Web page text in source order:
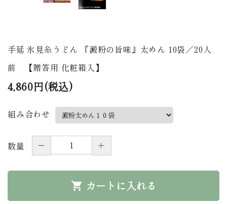
プライバシーポリシー
お問い合わせ
ページ一覧
手延 氷見糸うどん 『澱粉の旨味』太めん 10袋／20人
前 【贈答用 化粧箱入】
4,860円(税込)
組み合わせ
数量 － ＋
shopping_cart カートに入れる